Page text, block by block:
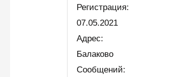
Регистрация:
07.05.2021
Адрес:
Балаково
Сообщений: